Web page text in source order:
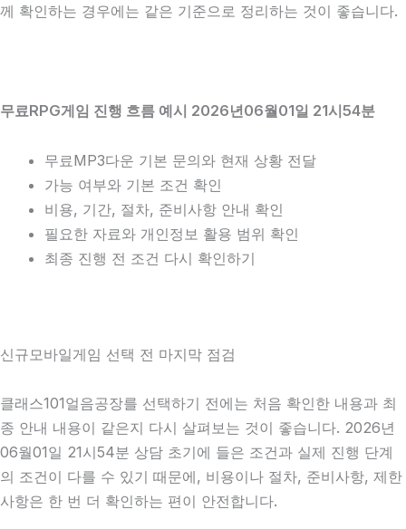
께 확인하는 경우에는 같은 기준으로 정리하는 것이 좋습니다.
무료RPG게임 진행 흐름 예시 2026년06월01일 21시54분
무료MP3다운 기본 문의와 현재 상황 전달
가능 여부와 기본 조건 확인
비용, 기간, 절차, 준비사항 안내 확인
필요한 자료와 개인정보 활용 범위 확인
최종 진행 전 조건 다시 확인하기
신규모바일게임 선택 전 마지막 점검
클래스101얼음공장를 선택하기 전에는 처음 확인한 내용과 최
종 안내 내용이 같은지 다시 살펴보는 것이 좋습니다. 2026년
06월01일 21시54분 상담 초기에 들은 조건과 실제 진행 단계
의 조건이 다를 수 있기 때문에, 비용이나 절차, 준비사항, 제한
사항은 한 번 더 확인하는 편이 안전합니다.